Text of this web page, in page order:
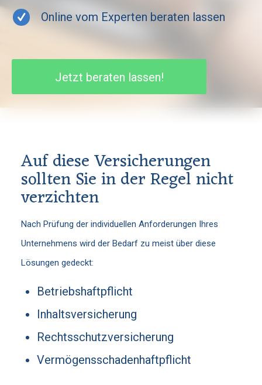
Online vom Experten beraten lassen
Jetzt beraten lassen!
Auf diese Versicherungen
sollten Sie in der Regel nicht
verzichten
Nach Prüfung der individuellen Anforderungen Ihres
Unternehmens wird der Bedarf zu meist über diese
Lösungen gedeckt:
Betriebshaftpflicht
Inhaltsversicherung
Rechtsschutzversicherung
Vermögensschadenhaftpflicht